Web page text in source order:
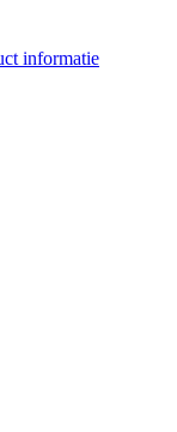
informatie